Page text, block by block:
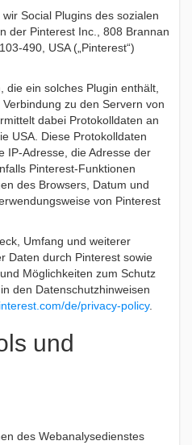
Social Plugins des sozialen
der Pinterest Inc., 808 Brannan
490, USA („Pinterest“)
ein solches Plugin enthält,
zu den Servern von
dabei Protokolldaten an
USA. Diese Protokolldaten
IP-Adresse, die Adresse der
Pinterest-Funktionen
des Browsers, Datum und
von Pinterest
Umfang und weiterer
Daten durch Pinterest sowie
Möglichkeiten zum Schutz
den Datenschutzhinweisen
de/privacy-policy.
und
des Webanalysedienstes